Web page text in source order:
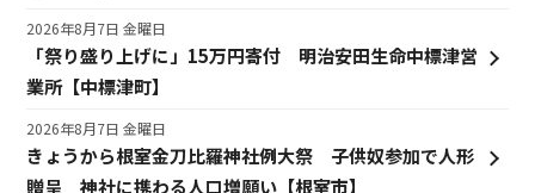
「祭り盛り上げに」15万円寄付 明治安田生命中標津営
業所【中標津町】
2026年8月7日 金曜日
きょうから根室金刀比羅神社例大祭 子供奴参加で人形
贈呈 神社に携わる人口増願い【根室市】
2026年8月7日 金曜日